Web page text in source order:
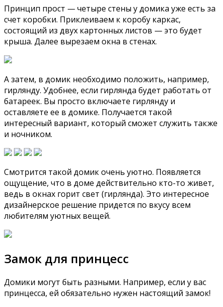
Принцип прост — четыре стены у домика уже есть за
счет коробки. Приклеиваем к коробу каркас,
состоящий из двух картонных листов — это будет
крыша. Далее вырезаем окна в стенах.
А затем, в домик необходимо положить, например,
гирлянду. Удобнее, если гирлянда будет работать от
батареек. Вы просто включаете гирлянду и
оставляете ее в домике. Получается такой
интересный вариант, который сможет служить также
и ночником.
Смотрится такой домик очень уютно. Появляется
ощущение, что в доме действительно кто-то живет,
ведь в окнах горит свет (гирлянда). Это интересное
дизайнерское решение придется по вкусу всем
любителям уютных вещей.
Замок для принцесс
Домики могут быть разными. Например, если у вас
принцесса, ей обязательно нужен настоящий замок!